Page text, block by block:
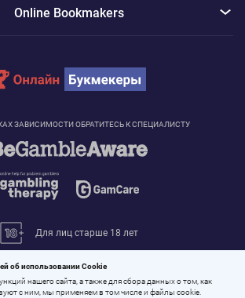
ЗАВИСИМОСТИ ОБРАТИТЕСЬ К СПЕЦИАЛИСТУ
Для лиц старше 18 лет
Online Bookmakers
об использовании Cookie
нашего сайта, а также для сбора данных о том, как
с ним, мы применяем в том числе и файлы cookie.